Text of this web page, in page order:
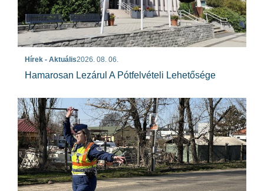
Hírek - Aktuális2026. 08. 06.
Hamarosan Lezárul A Pótfelvételi Lehetősége